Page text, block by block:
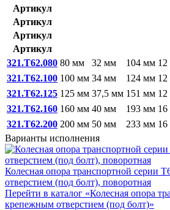
Артикул
Артикул
Артикул
Артикул
321.Т62.080 80 мм 32 мм 104 мм
321.Т62.100 100 мм 34 мм 124 мм
321.Т62.125 125 мм 37,5 мм 151 мм
321.Т62.160 160 мм 40 мм 193 мм
321.Т62.200 200 мм 50 мм 233 мм
Варианты исполнения
Колесная опора транспортной серии
отверстием (под болт), поворотная
Перейти в каталог «Колесная опора
крепежным отверстием (под болт)»